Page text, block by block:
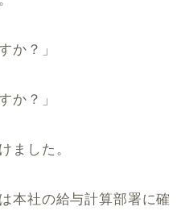
か？」
か？」
ました。
本社の給与計算部署に確